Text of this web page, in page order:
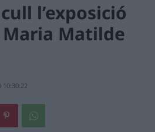
l’exposició
Matilde
10:30:22